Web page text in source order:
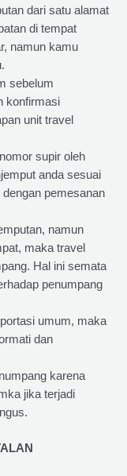
dari satu alamat
di tempat
namun kamu
sebelum
konfirmasi
unit travel
supir oleh
anda sesuai
pemesanan
namun
maka travel
Hal ini semata
penumpang
umum, maka
dan
karena
jika terjadi